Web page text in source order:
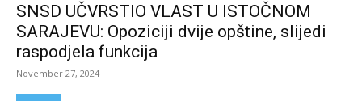
SNSD UČVRSTIO VLAST U ISTOČNOM
SARAJEVU: Opoziciji dvije opštine, slijedi
raspodjela funkcija
November 27, 2024